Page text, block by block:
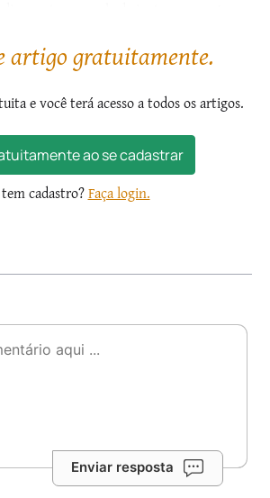
artigo gratuitamente.
e você terá acesso a todos os artigos.
ao se cadastrar
tem cadastro?Faça login.
Enviar resposta